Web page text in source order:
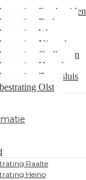
Ijsselmuiden
Berkum
Wezep
Nieuwleusen
Oudleusen
Hasselt
Zwartsluis
Olst
Raalte
Heino